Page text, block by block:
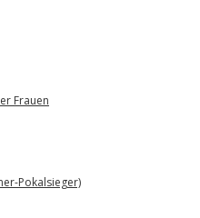
Frauen
Pokalsieger)